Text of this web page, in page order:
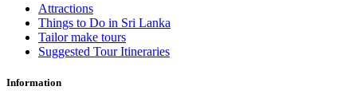
Attractions
Things to Do in Sri Lanka
Tailor make tours
Suggested Tour Itineraries
Information